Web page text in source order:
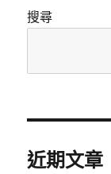
搜尋
近期文章